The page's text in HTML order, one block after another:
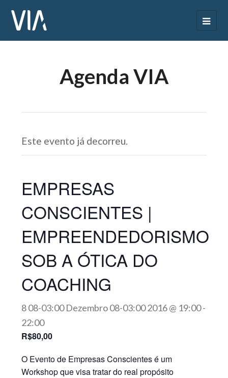
Agenda VIA
Este evento já decorreu.
EMPRESAS
CONSCIENTES |
EMPREENDEDORISMO
SOB A ÓTICA DO
COACHING
8 08-03:00 Dezembro 08-03:00 2016 @ 19:00-
22:00
R$80,00
O Evento de Empresas Conscientesé um
Workshop que visa tratar do real propósito